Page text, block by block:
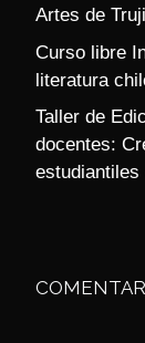
Artes de
Curso libre
literatura
Taller de
docentes:
estudiantiles